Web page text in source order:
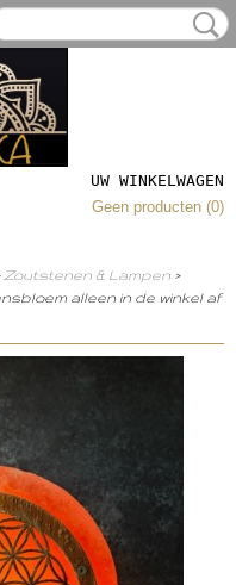
UW WINKELWAGEN
Geen producten (0)
Zoutstenen & Lampen >
alleen in de winkel af